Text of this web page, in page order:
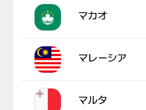
マカオ
マレーシア
マルタ